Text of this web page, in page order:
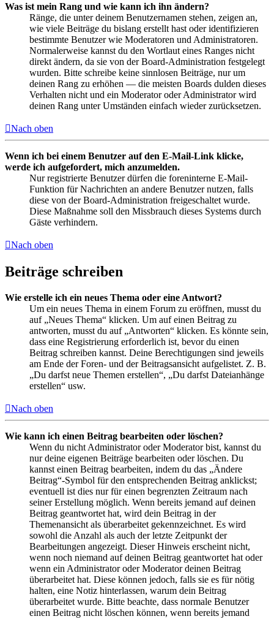
Was ist mein Rang und wie kann ich ihn ändern?
Ränge, die unter deinem Benutzernamen stehen, zeigen an,
wie viele Beiträge du bislang erstellt hast oder identifizieren
bestimmte Benutzer wie Moderatoren und Administratoren.
Normalerweise kannst du den Wortlaut eines Ranges nicht
direkt ändern, da sie von der Board-Administration festgelegt
wurden. Bitte schreibe keine sinnlosen Beiträge, nur um
deinen Rang zu erhöhen — die meisten Boards dulden dieses
Verhalten nicht und ein Moderator oder Administrator wird
deinen Rang unter Umständen einfach wieder zurücksetzen.
Nach oben
Wenn ich bei einem Benutzer auf den E-Mail-Link klicke,
werde ich aufgefordert, mich anzumelden.
Nur registrierte Benutzer dürfen die foreninterne E-Mail-
Funktion für Nachrichten an andere Benutzer nutzen, falls
diese von der Board-Administration freigeschaltet wurde.
Diese Maßnahme soll den Missbrauch dieses Systems durch
Gäste verhindern.
Nach oben
Beiträge schreiben
Wie erstelle ich ein neues Thema oder eine Antwort?
Um ein neues Thema in einem Forum zu eröffnen, musst du
auf „Neues Thema“ klicken. Um auf einen Beitrag zu
antworten, musst du auf „Antworten“ klicken. Es könnte sein,
dass eine Registrierung erforderlich ist, bevor du einen
Beitrag schreiben kannst. Deine Berechtigungen sind jeweils
am Ende der Foren- und der Beitragsansicht aufgelistet. Z. B.
„Du darfst neue Themen erstellen“, „Du darfst Dateianhänge
erstellen“ usw.
Nach oben
Wie kann ich einen Beitrag bearbeiten oder löschen?
Wenn du nicht Administrator oder Moderator bist, kannst du
nur deine eigenen Beiträge bearbeiten oder löschen. Du
kannst einen Beitrag bearbeiten, indem du das „Ändere
Beitrag“-Symbol für den entsprechenden Beitrag anklickst;
eventuell ist dies nur für einen begrenzten Zeitraum nach
seiner Erstellung möglich. Wenn bereits jemand auf deinen
Beitrag geantwortet hat, wird dein Beitrag in der
Themenansicht als überarbeitet gekennzeichnet. Es wird
sowohl die Anzahl als auch der letzte Zeitpunkt der
Bearbeitungen angezeigt. Dieser Hinweis erscheint nicht,
wenn noch niemand auf deinen Beitrag geantwortet hat oder
wenn ein Administrator oder Moderator deinen Beitrag
überarbeitet hat. Diese können jedoch, falls sie es für nötig
halten, eine Notiz hinterlassen, warum dein Beitrag
überarbeitet wurde. Bitte beachte, dass normale Benutzer
einen Beitrag nicht löschen können, wenn bereits jemand